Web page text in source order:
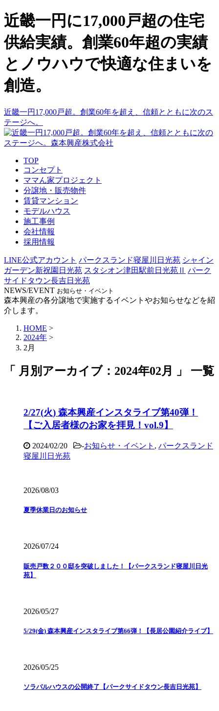
近畿一円に17,000戸超の住宅
供給実績。創業60年超の実績
とノウハウで快適な住まいを
創造。
近畿一円17,000戸超。創業60年を超え、信頼とともに次のス
テージへ。
TOP
コンセプト
ママん家プロジェクト
分譲地・販売物件
賃貸マンション
モデルハウス
施工事例
会社情報
採用情報
LINE公式アカウント パークスランド寝屋川日光苑 シャイン
ガーデン新祝園日光苑 スタシオン津田駅前日光苑Ⅱ パーク
サイドタウン長吉日光苑
NEWS/EVENT お知らせ・イベント
森本興産の各分譲地で実施するイベントやお知らせなどを紹
介します。
HOME >
2024年 >
2月
「 月別アーカイブ：2024年02月 」 一覧
2/27(火) 森本興産インスタライブ第40弾！
【ご入居者様のお家を拝見！vol.9】
2024/02/20 -お知らせ・イベント , パークスランド
寝屋川日光苑
2026/08/03
夏季休業日のお知らせ
2026/07/24
販売戸数２００邸を突破しました！【パークスランド寝屋川日光
苑】
2026/05/27
5/29(金) 森本興産インスタライブ第66弾！【長居公園紹介ライブ】
2026/05/25
ソラバルハウスの公開終了【パークサイドタウン長吉日光苑】